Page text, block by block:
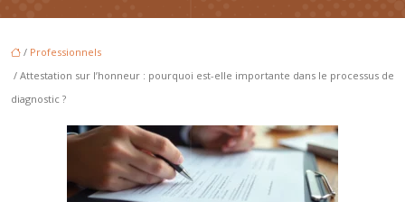
/ Professionnels
/ Attestation sur l’honneur : pourquoi est-elle importante dans le processus de
diagnostic ?